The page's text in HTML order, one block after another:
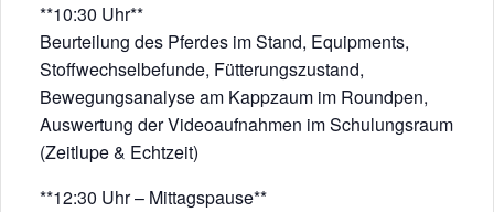
**10:30 Uhr**
Beurteilung des Pferdes im Stand, Equipments,
Stoffwechselbefunde, Fütterungszustand,
Bewegungsanalyse am Kappzaum im Roundpen,
Auswertung der Videoaufnahmen im Schulungsraum
(Zeitlupe & Echtzeit)
**12:30 Uhr – Mittagspause**